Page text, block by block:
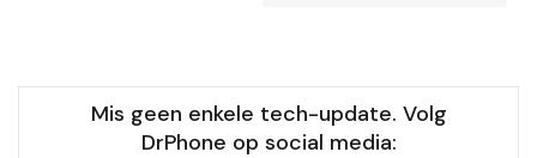
Mis geen enkele tech-update. Volg
DrPhone op social media: